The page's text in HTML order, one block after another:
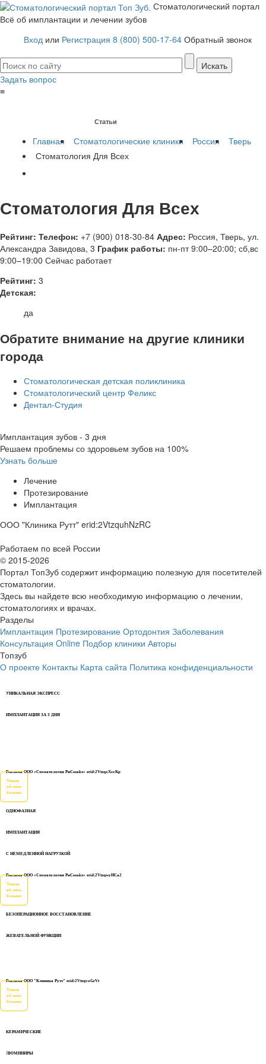
Стоматологический портал
Всё об имплантации и лечении зубов
Вход или Регистрация 8 (800) 500-17-64 Обратный звонок
Задать вопрос
≡
Статьи
Главная Стоматологические клиники Россия
Тверь
Стоматология Для Всех
Стоматология Для Всех
Рейтинг: Телефон: +7 (900) 018-30-84 Адрес: Россия, Тверь, ул.
Александра Завидова, 3 График работы: пн-пт 9:00–20:00; сб,вс
9:00–19:00 Сейчас работает
Рейтинг: 3
Детская:
да
Обратите внимание на другие клиники
города
Стоматологическая детская поликлиника
Стоматологический центр Феликс
Дентал-Студия
Имплантация зубов - 3 дня
Решаем проблемы со здоровьем зубов на 100%
Узнать больше
Лечение
Протезирование
Имплантация
ООО "Клиника Рутт" erid:2VtzquhNzRC
Работаем по всей России
© 2015-2026
Портал ТопЗуб содержит информацию полезную для посетителей
стоматологии.
Здесь вы найдете всю необходимую информацию о лечении,
стоматологиях и врачах.
Разделы
Имплантация Протезирование Ортодонтия Заболевания
Консультация Online Подбор клиники Авторы
Топзуб
О проекте Контакты Карта сайта Политика конфиденциальности
УНИКАЛЬНАЯ ЭКСПРЕСС
ИМПЛАНТАЦИЯ ЗА 3 ДНЯ
Реклама ООО «Стоматология РиСмайл» erid:2VtzqxXsvKp
Узнать
об этом
больше
ОДНОФАЗНАЯ
ИМПЛАНТАЦИЯ
С НЕМЕДЛЕННОЙ НАГРУЗКОЙ
Реклама ООО «Стоматология РиСмайл» erid:2VtzqwyHCa2
Узнать
об этом
больше
БЕЗОПЕРАЦИОННОЕ ВОССТАНОВЛЕНИЕ
ЖЕВАТЕЛЬНОЙ ФУНКЦИИ
Реклама ООО "Клиника Рутт" erid:2VtzqvoGrVt
Узнать
об этом
больше
КЕРАМИЧЕСКИЕ
ЛЮМИНИРЫ